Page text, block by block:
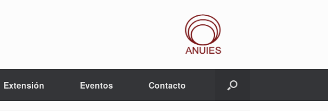
Extensión Eventos Contacto